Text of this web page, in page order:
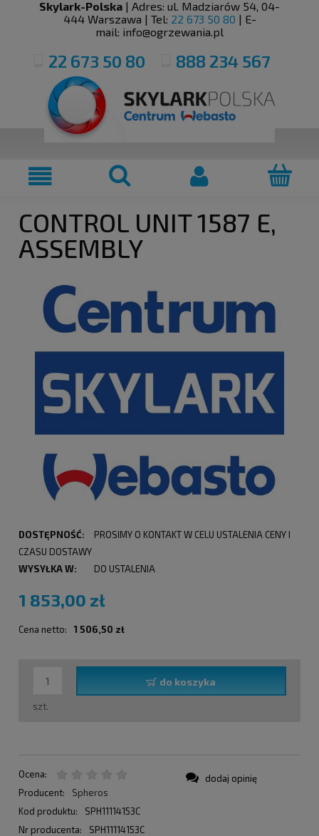
Skylark-Polska | Adres: ul. Madziarów 54, 04-
444 Warszawa | Tel: 22 673 50 80 | E-
mail: info@ogrzewania.pl
22 673 50 80 888 234 567
CONTROL UNIT 1587 E,
ASSEMBLY
DOSTĘPNOŚĆ:
PROSIMY O KONTAKT W CELU USTALENIA CENY I
CZASU DOSTAWY
WYSYŁKA W:
DO USTALENIA
1 853,00 zł
Cena netto: 1 506,50 zł
szt.
do koszyka
Ocena:
Producent:
Spheros
Kod produktu:
SPH11114153C
Nr producenta:
SPH11114153C
dodaj opinię